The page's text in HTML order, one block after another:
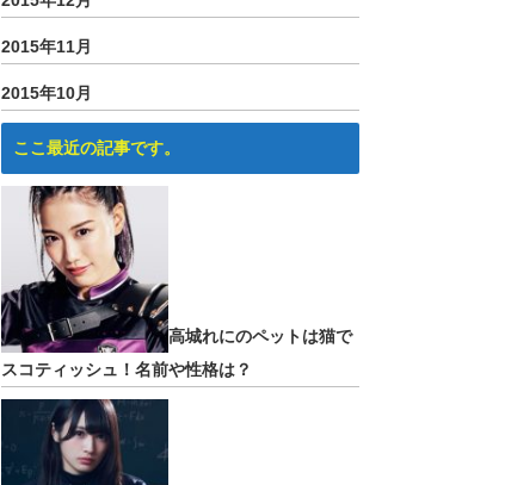
2015年11月
2015年10月
ここ最近の記事です。
高城れにのペットは猫で
スコティッシュ！名前や性格は？